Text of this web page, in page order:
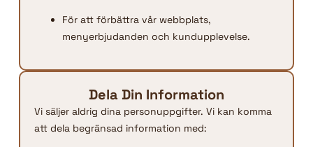
För att förbättra vår webbplats,
menyerbjudanden och kundupplevelse.
Dela Din Information
Vi säljer aldrig dina personuppgifter. Vi kan komma
att dela begränsad information med: